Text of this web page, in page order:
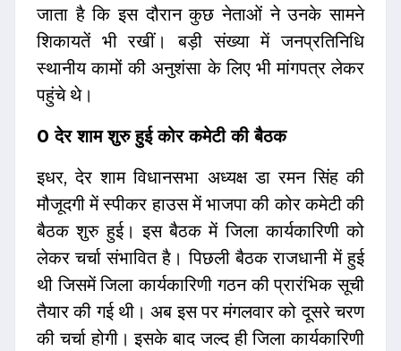
जाता है कि इस दौरान कुछ नेताओं ने उनके सामने
शिकायतें भी रखीं। बड़ी संख्या में जनप्रतिनिधि
स्थानीय कामों की अनुशंसा के लिए भी मांगपत्र लेकर
पहुंचे थे।
0 देर शाम शुरु हुई कोर कमेटी की बैठक
इधर, देर शाम विधानसभा अध्यक्ष डा रमन सिंह की
मौजूदगी में स्पीकर हाउस में भाजपा की कोर कमेटी की
बैठक शुरु हुई। इस बैठक में जिला कार्यकारिणी को
लेकर चर्चा संभावित है। पिछली बैठक राजधानी में हुई
थी जिसमें जिला कार्यकारिणी गठन की प्रारंभिक सूची
तैयार की गई थी। अब इस पर मंगलवार को दूसरे चरण
की चर्चा होगी। इसके बाद जल्द ही जिला कार्यकारिणी